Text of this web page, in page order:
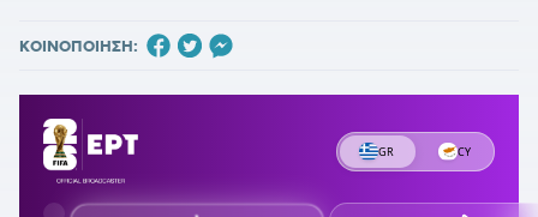
ΚΟΙΝΟΠΟΙΗΣΗ: